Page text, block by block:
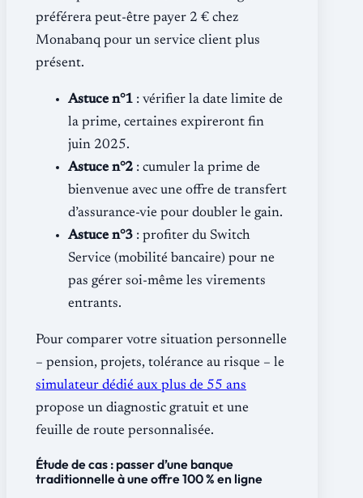
préférera peut-être payer 2 € chez
Monabanq pour un service client plus
présent.
Astuce n°1 : vérifier la date limite de
la prime, certaines expireront fin
juin 2025.
Astuce n°2 : cumuler la prime de
bienvenue avec une offre de transfert
d’assurance-vie pour doubler le gain.
Astuce n°3 : profiter du Switch
Service (mobilité bancaire) pour ne
pas gérer soi-même les virements
entrants.
Pour comparer votre situation personnelle
– pension, projets, tolérance au risque – le
simulateur dédié aux plus de 55 ans
propose un diagnostic gratuit et une
feuille de route personnalisée.
Étude de cas : passer d’une banque
traditionnelle à une offre 100 % en ligne